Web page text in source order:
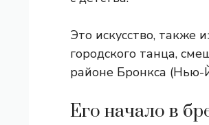
Это искусство, также
городского танца,
районе Бронкса
Его начало в